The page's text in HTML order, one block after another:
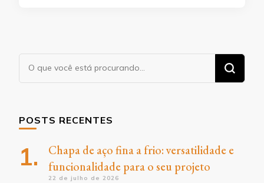
Procurando
algo?
POSTS RECENTES
Chapa de aço fina a frio: versatilidade e
funcionalidade para o seu projeto
22 de julho de 2026